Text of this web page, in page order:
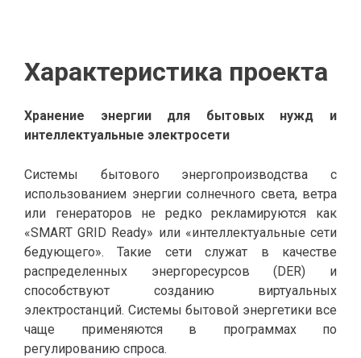
Характеристика проекта
Хранение энергии для бытовых нужд и
интеллектуальные электросети
Системы бытового энергопроизводства с
использованием энергии солнечного света, ветра
или генераторов не редко рекламируются как
«SMART GRID Ready» или «интеллектуальные сети
бедующего». Такие сети служат в качестве
распределенных энергоресурсов (DER) и
способствуют созданию виртуальных
электростанций. Системы бытовой энергетики все
чаще применяются в программах по
регулированию спроса.